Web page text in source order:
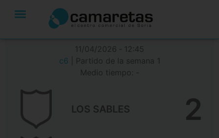
11/04/2026
12:45
c6
| Partido de la semana 1
Medio tiempo: -
LOS SABLES 2